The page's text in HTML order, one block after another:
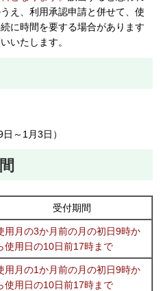
え、利用承認申請と併せて、使
に時間を要する場合があります
いたします。
～1月3日）
受付期間
用月の3か月前の月の初日9時か
使用日の10日前17時まで
用月の1か月前の月の初日9時か
使用日の10日前17時まで